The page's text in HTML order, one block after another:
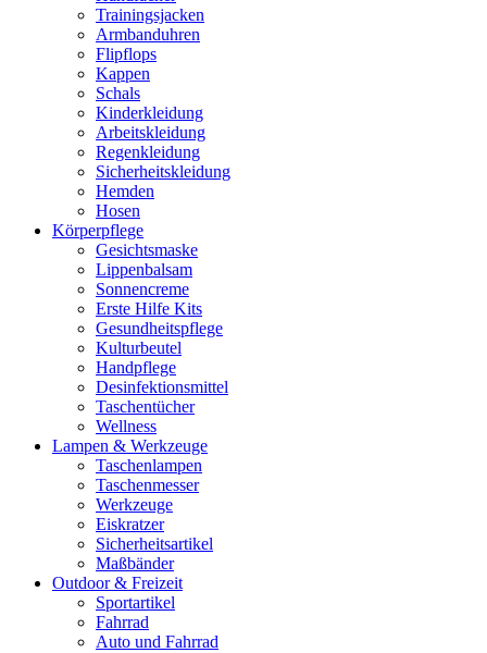
Trainingsjacken
Armbanduhren
Flipflops
Kappen
Schals
Kinderkleidung
Arbeitskleidung
Regenkleidung
Sicherheitskleidung
Hemden
Hosen
Körperpflege
Gesichtsmaske
Lippenbalsam
Sonnencreme
Erste Hilfe Kits
Gesundheitspflege
Kulturbeutel
Handpflege
Desinfektionsmittel
Taschentücher
Wellness
Lampen & Werkzeuge
Taschenlampen
Taschenmesser
Werkzeuge
Eiskratzer
Sicherheitsartikel
Maßbänder
Outdoor & Freizeit
Sportartikel
Fahrrad
Auto und Fahrrad